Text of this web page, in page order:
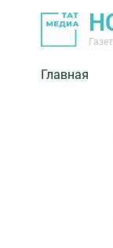
Главная